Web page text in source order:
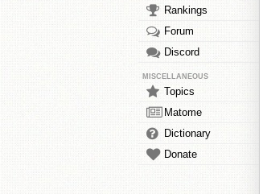
Rankings
Forum
Discord
MISCELLANEOUS
Topics
Matome
Dictionary
Donate